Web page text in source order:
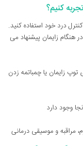
کنیم؟
درد خود استفاده کنید.
زایمان پیشنهاد می
زایمان یا چمباتمه زدن
وجود دارد
مراقبه و موسیقی درمانی